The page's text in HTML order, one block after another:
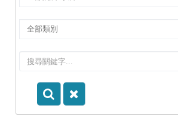
所/
所
選
別